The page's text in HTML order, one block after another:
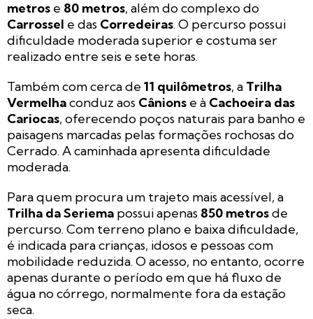
metros e 80 metros, além do complexo do
Carrossel e das Corredeiras. O percurso possui
dificuldade moderada superior e costuma ser
realizado entre seis e sete horas.
Também com cerca de 11 quilômetros, a Trilha
Vermelhaconduz aos Cânions e à Cachoeira das
Cariocas, oferecendo poços naturais para banho e
paisagens marcadas pelas formações rochosas do
Cerrado. A caminhada apresenta dificuldade
moderada.
Para quem procura um trajeto mais acessível, a
Trilha da Seriema possui apenas 850 metrosde
percurso. Com terreno plano e baixa dificuldade,
é indicada para crianças, idosos e pessoas com
mobilidade reduzida. O acesso, no entanto, ocorre
apenas durante o período em que há fluxo de
água no córrego, normalmente fora da estação
seca.